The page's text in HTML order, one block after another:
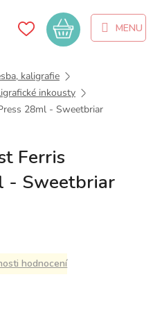
Nákupní
košík
kaligrafie
inkousty
28ml - Sweetbriar
Ferris
- Sweetbriar
hodnocení